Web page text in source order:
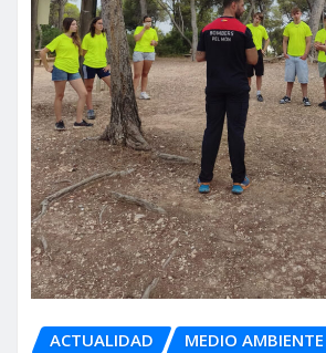
ACTUALIDAD MEDIO AMBIENTE